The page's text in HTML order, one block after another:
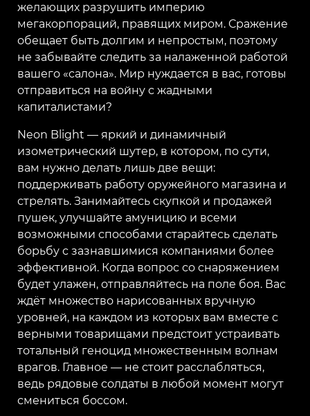
желающих разрушить империю
мегакорпораций, правящих миром. Сражение
обещает быть долгим и непростым, поэтому
не забывайте следить за налаженной работой
вашего «салона». Мир нуждается в вас, готовы
отправиться на войну с жадными
капиталистами?
Neon Blight — яркий и динамичный
изометрический шутер, в котором, по сути,
вам нужно делать лишь две вещи:
поддерживать работу оружейного магазина и
стрелять. Занимайтесь скупкой и продажей
пушек, улучшайте амуницию и всеми
возможными способами старайтесь сделать
борьбу с зазнавшимися компаниями более
эффективной. Когда вопрос со снаряжением
будет улажен, отправляйтесь на поле боя. Вас
ждёт множество нарисованных вручную
уровней, на каждом из которых вам вместе с
верными товарищами предстоит устраивать
тотальный геноцид множественным волнам
врагов. Главное — не стоит расслабляться,
ведь рядовые солдаты в любой момент могут
смениться боссом.